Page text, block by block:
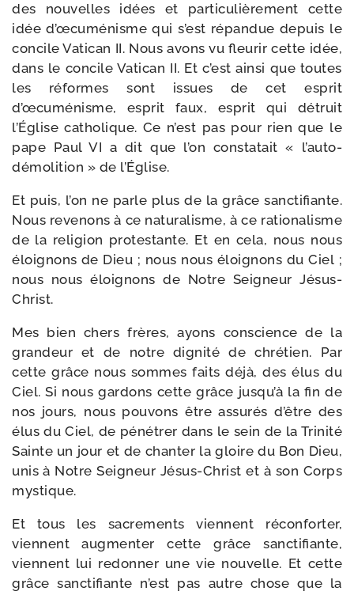
des nou­velles idées et par­ti­cu­liè­re­ment cette
idée d’œcuménisme qui s’est répan­due depuis le
concile Vatican II. Nous avons vu fleu­rir cette idée,
dans le concile Vatican II. Et c’est ain­si que toutes
les réformes sont issues de cet esprit
d’œcuménisme, esprit faux, esprit qui détruit
l’Église catho­lique. Ce n’est pas pour rien que le
pape Paul VI a dit que l’on consta­tait « l’auto-
démolition » de l’Église.
Et puis, l’on ne parle plus de la grâce sanc­ti­fiante.
Nous reve­nons à ce natu­ra­lisme, à ce ratio­na­lisme
de la reli­gion pro­tes­tante. Et en cela, nous nous
éloi­gnons de Dieu ; nous nous éloi­gnons du Ciel ;
nous nous éloi­gnons de Notre Seigneur Jésus-
Christ.
Mes bien chers frères, ayons conscience de la
gran­deur et de notre digni­té de chré­tien. Par
cette grâce nous sommes faits déjà, des élus du
Ciel. Si nous gar­dons cette grâce jusqu’à la fin de
nos jours, nous pou­vons être assu­rés d’être des
élus du Ciel, de péné­trer dans le sein de la Trinité
Sainte un jour et de chan­ter la gloire du Bon Dieu,
unis à Notre Seigneur Jésus-​Christ et à son Corps
mystique.
Et tous les sacre­ments viennent récon­for­ter,
viennent aug­men­ter cette grâce sanc­ti­fiante,
viennent lui redon­ner une vie nou­velle. Et cette
grâce sanc­ti­fiante n’est pas autre chose que la